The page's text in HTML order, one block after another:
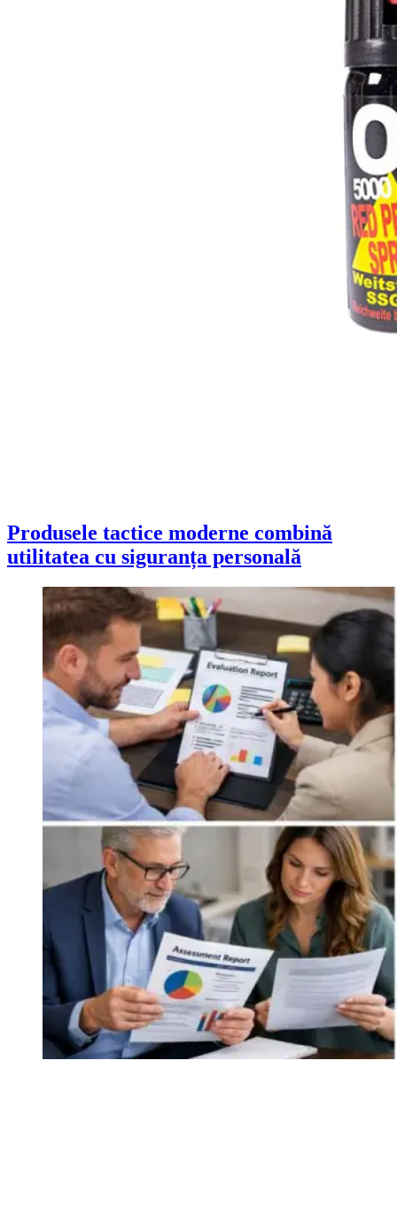
Produsele tactice moderne combină
utilitatea cu siguranța personală